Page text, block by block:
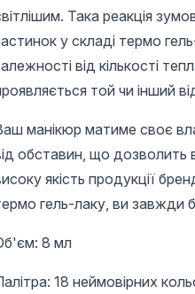
Така реакція
у складі термо
від кількості
той чи інший
манікюр матиме своє
обставин, що
якість продукції
гель-лаку, ви завжди
8 мл
18 неймовірних